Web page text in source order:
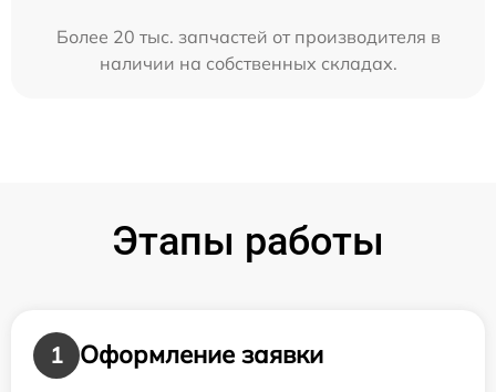
Более 20 тыс. запчастей от производителя в
наличии на собственных складах.
Этапы работы
1
Оформление заявки